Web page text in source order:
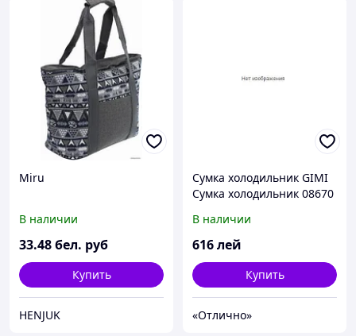
Miru
В наличии
33.48бел. руб
Купить
HENJUK
Сумка холодильник GIMI
Сумка холодильник 08670
В наличии
616лей
Купить
«Отлично»